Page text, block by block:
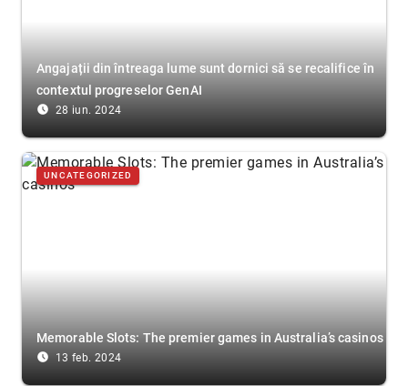
Angajații din întreaga lume sunt dornici să se recalifice în
contextul progreselor GenAI
access_time_filled 28 iun. 2024
UNCATEGORIZED
Memorable Slots: The premier games in Australia’s casinos
access_time_filled 13 feb. 2024